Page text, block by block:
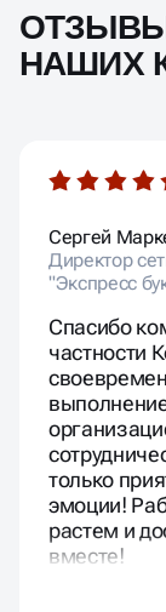
НАШИХ
Сергей
Директор
"Экспресс
Спасибо
частности
только
эмоции!
растем и
вместе!